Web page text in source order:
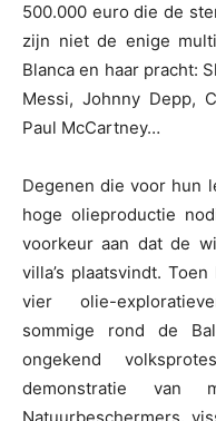
500.000 euro die de
zijn niet de enige
Blanca en haar pracht:
Messi, Johnny Depp,
Paul McCartney…
Degenen die voor hun
hoge olieproductie
voorkeur aan dat de
villa’s plaatsvindt.
vier olie-
sommige rond de
ongekend
demonstratie van